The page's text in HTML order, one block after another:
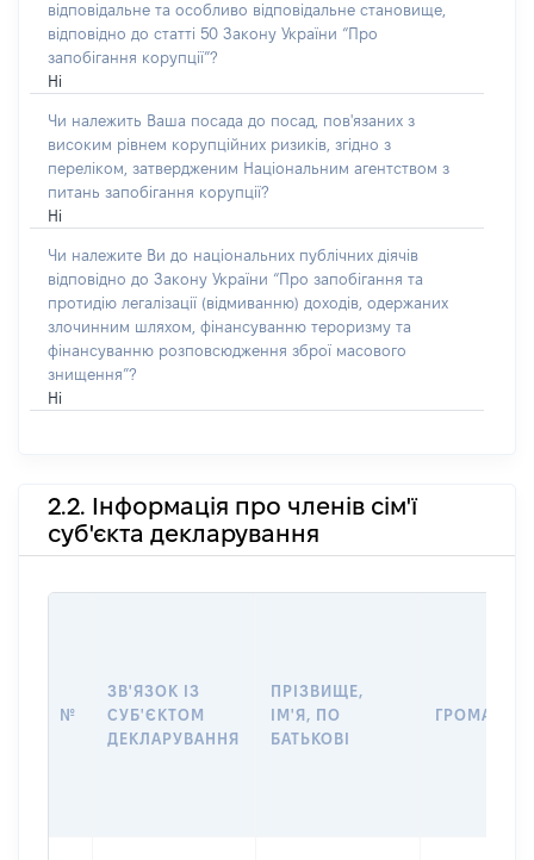
відповідальне та особливо відповідальне становище,
відповідно до статті 50 Закону України “Про
запобігання корупції”?
Ні
Чи належить Ваша посада до посад, пов'язаних з
високим рівнем корупційних ризиків, згідно з
переліком, затвердженим Національним агентством з
питань запобігання корупції?
Ні
Чи належите Ви до національних публічних діячів
відповідно до Закону України “Про запобігання та
протидію легалізації (відмиванню) доходів, одержаних
злочинним шляхом, фінансуванню тероризму та
фінансуванню розповсюдження зброї масового
знищення”?
Ні
2.2. Інформація про членів сім'ї
суб'єкта декларування
№
ЗВ'ЯЗОК ІЗ
СУБ'ЄКТОМ
ДЕКЛАРУВАННЯ
ПРІЗВИЩЕ,
ІМ'Я, ПО
БАТЬКОВІ